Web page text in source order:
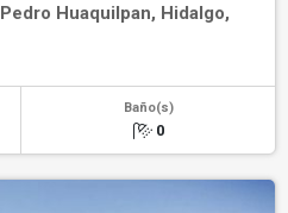
Huaquilpan, Hidalgo,
Baño(s)
0